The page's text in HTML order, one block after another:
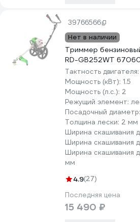
39766566
Нет в наличии
Триммер
RD-GB252WT
Тактность двигателя:
Мощность (кВт): 1.5
Мощность (л.с.): 2
Режущий элемент:
Посадочный диаметр:
Толщина лески: 2 мм
Ширина скашивания
Ширина скашивания
Ширина скашивания
мм
4.9(27)
Последняя цена
15 490 ₽